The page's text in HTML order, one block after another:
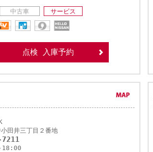
中古車 サービス
点検 入庫予約
田井三丁目２番地
18:00